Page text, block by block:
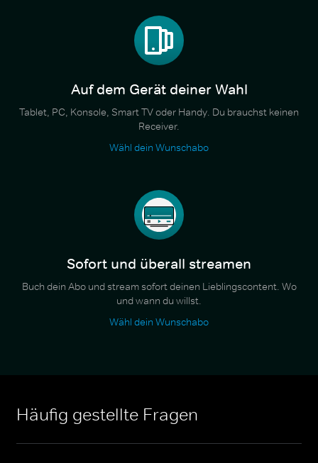
Auf dem Gerät deiner Wahl
Tablet, PC, Konsole, Smart TV oder Handy. Du brauchst keinen
Receiver.
Wähl dein Wunschabo
Sofort und überall streamen
Buch dein Abo und stream sofort deinen Lieblingscontent. Wo
und wann du willst.
Wähl dein Wunschabo
Häufig gestellte Fragen